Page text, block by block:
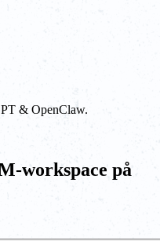
& OpenClaw.
workspace på